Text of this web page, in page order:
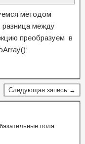
методом
разница между
преобразуем в
Следующая запись →
поля